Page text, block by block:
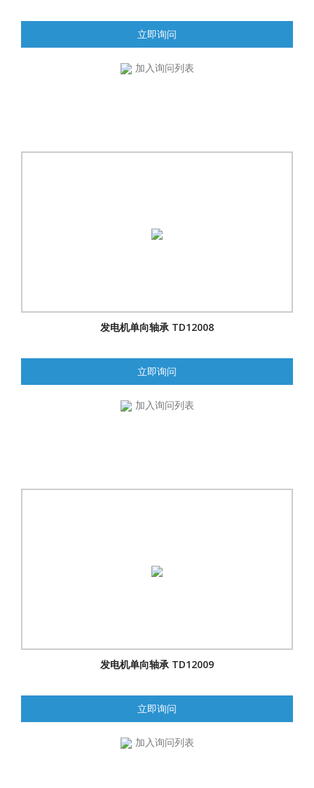
立即询问
加入询问列表
发电机单向轴承 TD12008
立即询问
加入询问列表
发电机单向轴承 TD12009
立即询问
加入询问列表